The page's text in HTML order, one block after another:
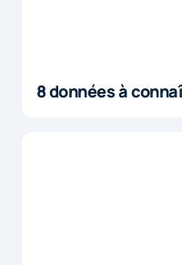
8 données à